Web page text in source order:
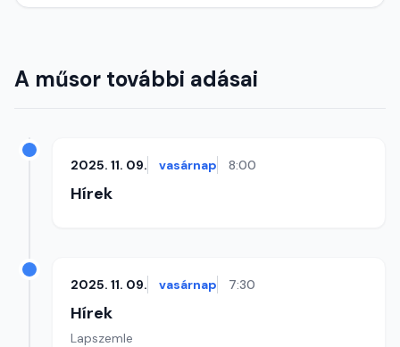
A műsor további adásai
2025. 11. 09. vasárnap 8:00
Hírek
2025. 11. 09. vasárnap 7:30
Hírek
Lapszemle